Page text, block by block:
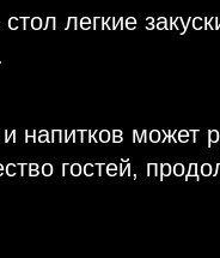
легкие
напитков может
гостей,